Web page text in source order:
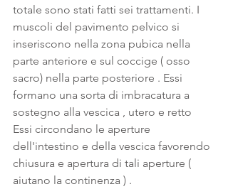
totale sono stati fatti sei trattamenti. I
muscoli del pavimento pelvico si
inseriscono nella zona pubica nella
parte anteriore e sul coccige ( osso
sacro) nella parte posteriore . Essi
formano una sorta di imbracatura a
sostegno alla vescica , utero e retto
Essi circondano le aperture
dell'intestino e della vescica favorendo
chiusura e apertura di tali aperture (
aiutano la continenza ) .